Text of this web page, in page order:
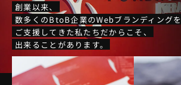
創業以来、
数多くのBtoB企業のWebブランディングを
ご支援してきた私たちだからこそ、
出来ることがあります。